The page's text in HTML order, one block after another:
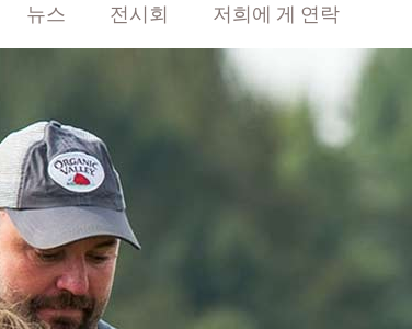
뉴스 전시회 저희에 게 연락